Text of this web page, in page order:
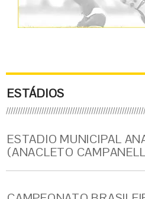
ESTÁDIOS
ESTADIO MUNICIPAL
(ANACLETO